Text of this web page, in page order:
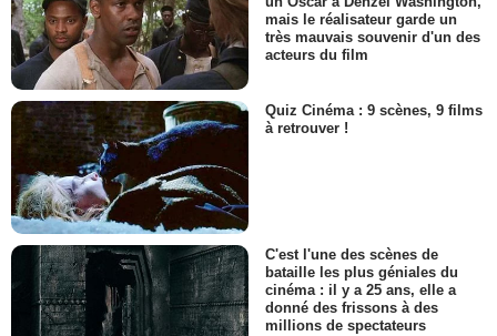
mais le réalisateur garde un
très mauvais souvenir d'un des
acteurs du film
Quiz Cinéma : 9 scènes, 9 films
à retrouver !
C'est l'une des scènes de
bataille les plus géniales du
cinéma : il y a 25 ans, elle a
donné des frissons à des
millions de spectateurs